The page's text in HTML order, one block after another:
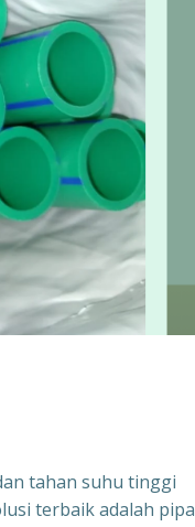
tahan suhu tinggi
terbaik adalah pipa